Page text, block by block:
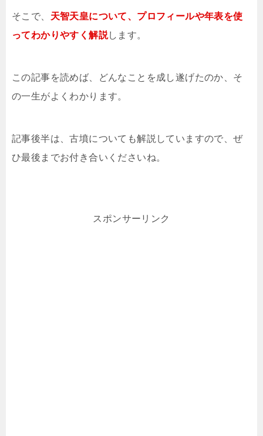
そこで、 天智天皇について、プロフィールや年表を使
ってわかりやすく解説します。
この記事を読めば、どんなことを成し遂げたのか、そ
の一生がよくわかります。
記事後半は、古墳についても解説していますので、ぜ
ひ最後までお付き合いくださいね。
スポンサーリンク